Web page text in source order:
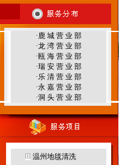
·鹿 城 营 业 部
·龙 湾 营 业 部
·瓯 海 营 业 部
·瑞 安 营 业 部
·乐 清 营 业 部
·永 嘉 营 业 部
·洞 头 营 业 部
温州地毯清洗
温州地毯清洗
温州环境治理